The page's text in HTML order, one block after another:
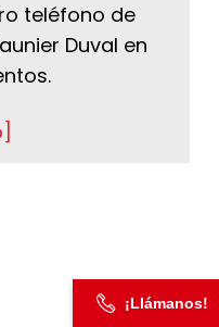
teléfono de
Duval en
¡Llámanos!